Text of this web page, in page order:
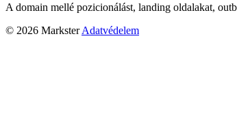
A domain mellé pozicionálást, landing oldalakat,
© 2026 Markster Adatvédelem